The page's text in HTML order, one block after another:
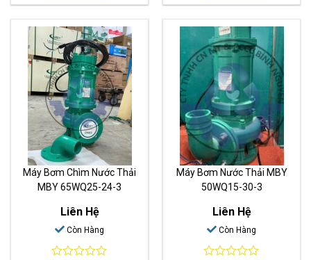
0
out
of
5
0
out
of
5
Máy Bơm Chìm Nước Thải
MBY 65WQ25-24-3
Liên Hệ
Còn Hàng
Máy Bơm Nước Thải MBY
50WQ15-30-3
Liên Hệ
Còn Hàng